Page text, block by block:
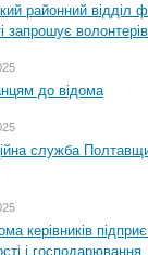
районний відділ
запрошує
до відома
служба
керівників
і господарювання